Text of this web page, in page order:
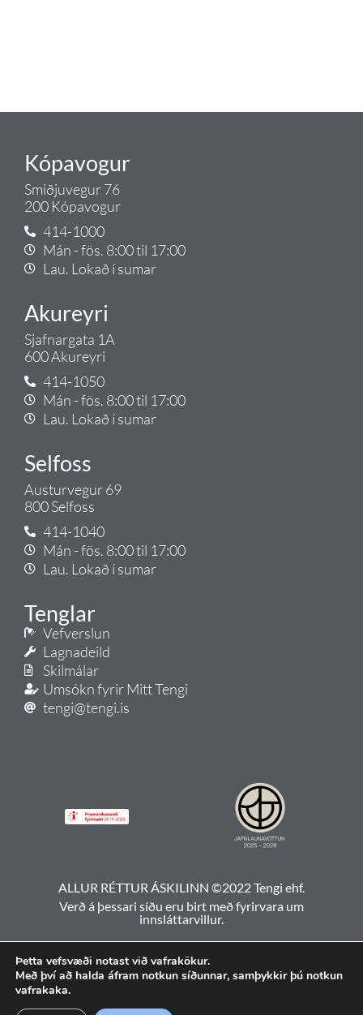
Kópavogur
Smiðjuvegur 76
200 Kópavogur
414-1000
Mán - fös. 8:00 til 17:00
Lau. Lokað í sumar
Akureyri
Sjafnargata 1A
600 Akureyri
414-1050
Mán - fös. 8:00 til 17:00
Lau. Lokað í sumar
Selfoss
Austurvegur 69
800 Selfoss
414-1040
Mán - fös. 8:00 til 17:00
Lau. Lokað í sumar
Tenglar
Vefverslun
Lagnadeild
Skilmálar
Umsókn fyrir Mitt Tengi
tengi@tengi.is
ALLUR RÉTTUR ÁSKILINN ©2022 Tengi ehf.
Verð á þessari síðu eru birt með fyrirvara um
innsláttarvillur.
Þetta vefsvæði notast við vafrakökur.
Með því að halda áfram notkun síðunnar, samþykkir þú notkun
vafrakaka.